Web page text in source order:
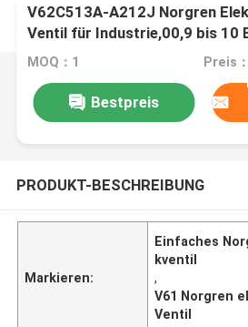
V62C513A-A212J Norgren
Ventil für Industrie,00,9 bis 10
MOQ：1
Bestpreis
PRODUKT-BESCHREIBUNG
Markieren:
Einfaches
kventil
,
V61 Norgren
Ventil